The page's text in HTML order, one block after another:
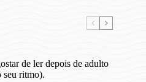
de ler depois de adulto
seu ritmo).